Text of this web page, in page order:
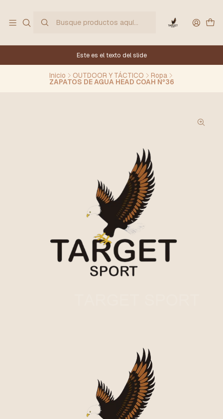
Este es el texto del slide
Inicio OUTDOOR Y TÁCTICO Ropa
ZAPATOS DE AGUA HEAD COAH Nº36